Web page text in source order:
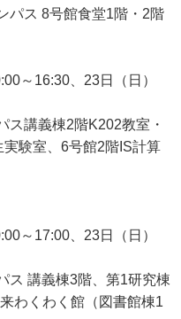
パス 8号館食堂1階・2階
～16:30、23日（日）
ス講義棟2階K202教室・
験室、6号館2階IS計算
～17:00、23日（日）
ス 講義棟3階、第1研究棟
わくわく館（図書館棟1